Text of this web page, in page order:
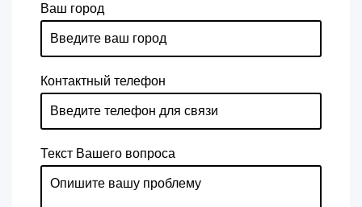
Ваш город
Контактный телефон
Текст Вашего вопроса